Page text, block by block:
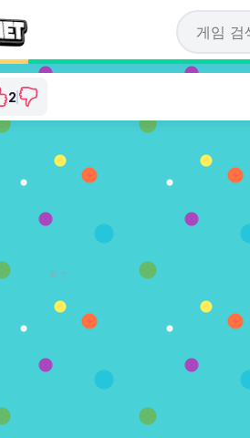
⭐ 100% (2 투
2
광고